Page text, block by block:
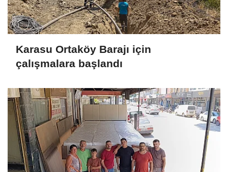
Karasu Ortaköy Barajı için
çalışmalara başlandı